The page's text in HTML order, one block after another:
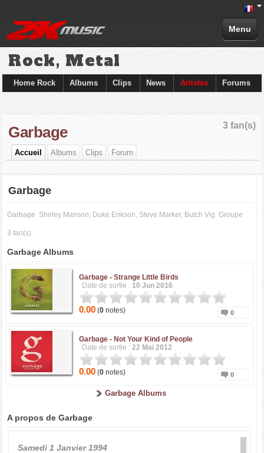
Menu
Rock, Metal
Home Rock Albums Clips News Artistes Forums
3 fan(s)
Garbage
Accueil Albums Clips Forum
Garbage
Garbage Shirley Manson, Duke Erikson, Steve Marker, Butch Vig Groupe
3 fan(s)
Garbage Albums
Garbage -Strange Little Birds
Date de sortie : 10 Jun 2016
0.00 (0 notes) 0
Garbage - Not Your Kind of People
Date de sortie :22 Mai 2012
0.00 (0 notes) 0
Garbage Albums
A propos de Garbage
Samedi 1 Janvier 1994